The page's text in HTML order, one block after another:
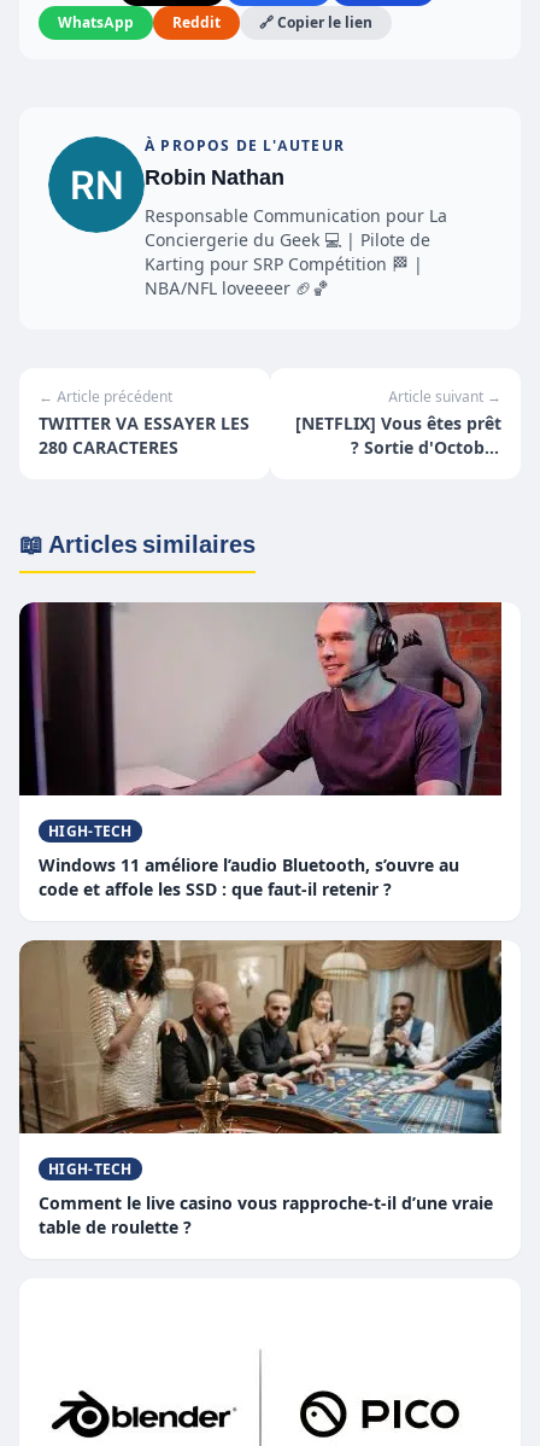
WhatsApp
Reddit 🔗 Copier le lien
À PROPOS DE L'AUTEUR
Robin Nathan
Responsable Communication pour La
Conciergerie du Geek 💻 | Pilote de
Karting pour SRP Compétition 🏁 |
NBA/NFL loveeeer 🏈🏀
← Article précédent
TWITTER VA ESSAYER LES
280 CARACTERES
Article suivant →
[NETFLIX] Vous êtes prêt
? Sortie d'Octobre
📖 Articles similaires
HIGH-TECH
Windows 11 améliore l’audio Bluetooth, s’ouvre au
code et affole les SSD : que faut-il retenir ?
HIGH-TECH
Comment le live casino vous rapproche-t-il d’une vraie
table de roulette ?